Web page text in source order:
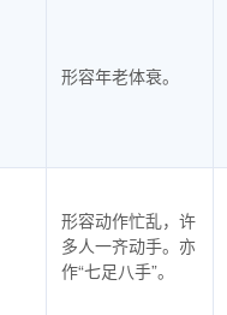
形容年老体衰。
形容动作忙乱，许
多人一齐动手。亦
作“七足八手”。